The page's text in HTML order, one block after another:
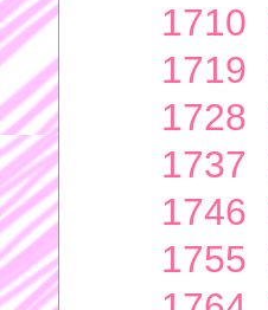
1710
1719
1728
1737
1746
1755